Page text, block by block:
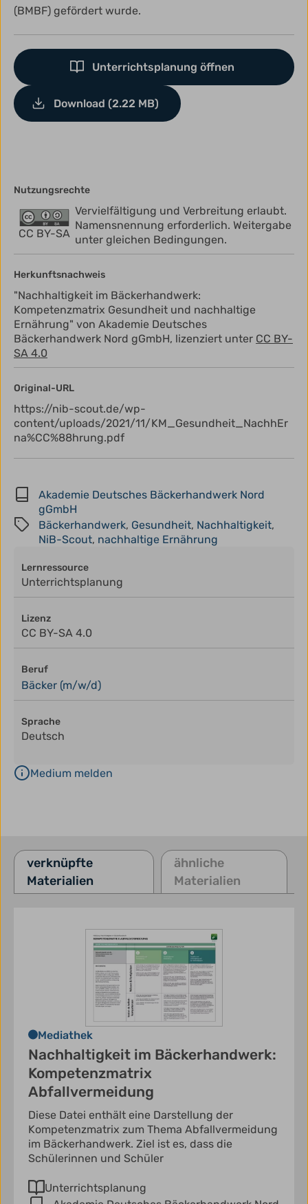
(BMBF) gefördert wurde.
Unterrichtsplanung öffnen
Download (2.22 MB)
Nutzungsrechte
CC BY-SA
Vervielfältigung und Verbreitung erlaubt.
Namensnennung erforderlich. Weitergabe
unter gleichen Bedingungen.
Herkunftsnachweis
"Nachhaltigkeit im Bäckerhandwerk:
Kompetenzmatrix Gesundheit und nachhaltige
Ernährung" von Akademie Deutsches
Bäckerhandwerk Nord gGmbH, lizenziert unter CC BY-
SA 4.0
Original-URL
https://nib-scout.de/wp-
content/uploads/2021/11/KM_Gesundheit_NachhEr
na%CC%88hrung.pdf
Akademie Deutsches Bäckerhandwerk Nord
gGmbH
Bäckerhandwerk, Gesundheit, Nachhaltigkeit,
NiB-Scout, nachhaltige Ernährung
Lernressource
Unterrichtsplanung
Lizenz
CC BY-SA 4.0
Beruf
Bäcker (m/w/d)
Sprache
Deutsch
Medium melden
verknüpfte
Materialien
ähnliche
Materialien
Mediathek
Nachhaltigkeit im Bäckerhandwerk:
Kompetenzmatrix
Abfallvermeidung
Diese Datei enthält eine Darstellung der
Kompetenzmatrix zum Thema Abfallvermeidung
im Bäckerhandwerk. Ziel ist es, dass die
Schülerinnen und Schüler
Unterrichtsplanung